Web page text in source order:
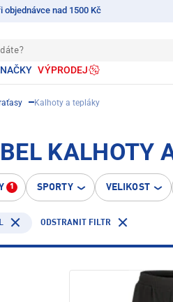
objednávce nad 1500 Kč
VÝPRODEJ
Kalhoty a tepláky
KALHOTY
1 SPORTY VELIKOST
ODSTRANIT FILTR